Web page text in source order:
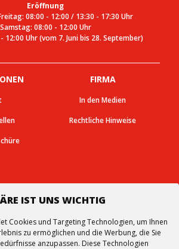
IST UNS WICHTIG
Cookies und Targeting Technologien, um Ihnen
zu ermöglichen und die Werbung, die Sie
anzupassen. Diese Technologien
Eröffnung
08:00 - 12:00 / 13:30 - 17:30 Uhr
Samstag: 08:00 - 12:00 Uhr
12:00 Uhr (vom 7. Juni bis 28. September)
FIRMA
In den Medien
Rechtliche Hinweise
Follow us